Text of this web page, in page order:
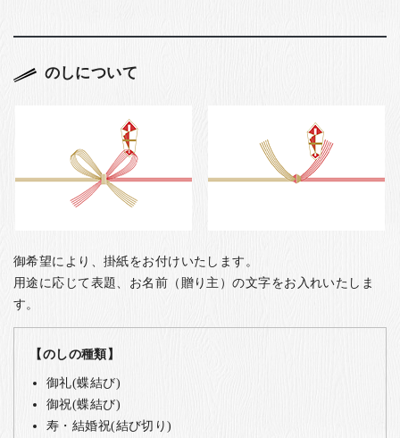
のしについて
御希望により、掛紙をお付けいたします。
用途に応じて表題、お名前（贈り主）の文字をお入れいたしま
す。
【のしの種類】
御礼(蝶結び)
御祝(蝶結び)
寿・結婚祝(結び切り)